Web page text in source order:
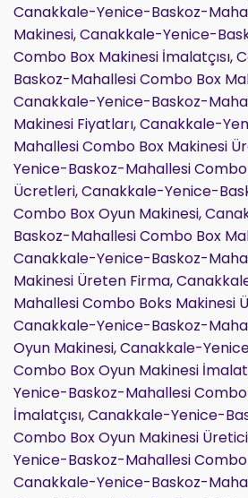
Canakkale-Yenice-Baskoz-
Makinesi, Canakkale-Yenice-
Combo Box Makinesi İmalatçısı,
Baskoz-Mahallesi Combo Box
Canakkale-Yenice-Baskoz-
Makinesi Fiyatları, Canakkale-
Mahallesi Combo Box Makinesi
Yenice-Baskoz-Mahallesi
Ücretleri, Canakkale-Yenice-
Combo Box Oyun Makinesi,
Baskoz-Mahallesi Combo Box
Canakkale-Yenice-Baskoz-
Makinesi Üreten Firma,
Mahallesi Combo Boks Makinesi
Canakkale-Yenice-Baskoz-
Oyun Makinesi, Canakkale-
Combo Box Oyun Makinesi
Yenice-Baskoz-Mahallesi
İmalatçısı, Canakkale-Yenice-
Combo Box Oyun Makinesi
Yenice-Baskoz-Mahallesi Combo
Canakkale-Yenice-Baskoz-